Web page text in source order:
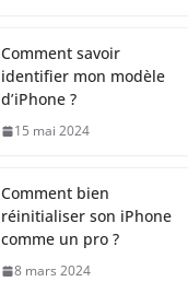
Comment savoir
identifier mon modèle
d’iPhone ?
15 mai 2024
Comment bien
réinitialiser son iPhone
comme un pro ?
8 mars 2024